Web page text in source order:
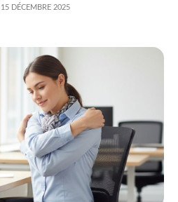
15 DÉCEMBRE 2025